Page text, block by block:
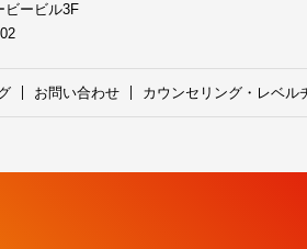
ービル3F
お問い合わせ カウンセリング・レベル